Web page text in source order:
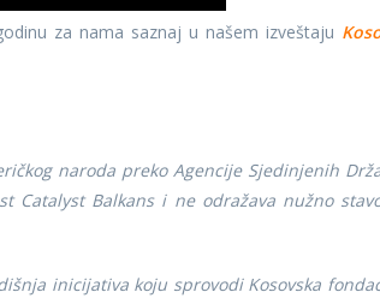
za nama saznaj u našem izveštaju
naroda preko Agencije Sjedinjenih
Catalyst Balkans i ne odražava nužno
inicijativa koju sprovodi Kosovska